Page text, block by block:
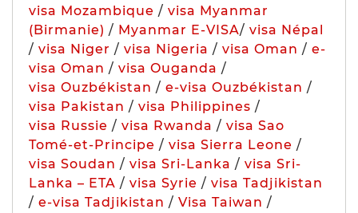
visa Mozambique / visa Myanmar
(Birmanie) / Myanmar E-VISA/ visa Népal
/ visa Niger / visa Nigeria / visa Oman / e-
visa Oman / visa Ouganda /
visa Ouzbékistan / e-visa Ouzbékistan /
visa Pakistan / visa Philippines /
visa Russie / visa Rwanda / visa Sao
Tomé-et-Principe / visa Sierra Leone /
visa Soudan / visa Sri-Lanka / visa Sri-
Lanka – ETA / visa Syrie / visa Tadjikistan
/ e-visa Tadjikistan / Visa Taiwan /